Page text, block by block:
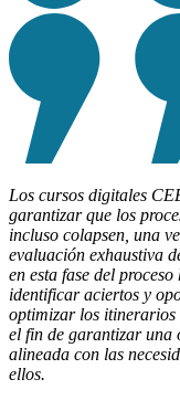
Los cursos digitales
garantizar que los
incluso colapsen, una
evaluación exhaustiva
en esta fase del
identificar aciertos y
optimizar los itinerarios
el fin de garantizar una
alineada con las
ellos.